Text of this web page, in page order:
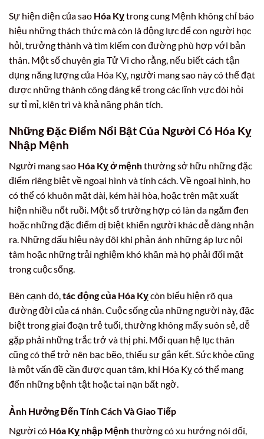
Sự hiện diện của sao Hóa Kỵtrong cung Mệnh không chỉ báo
hiệu những thách thức mà còn là động lực để con người học
hỏi, trưởng thành và tìm kiếm con đường phù hợp với bản
thân. Một số chuyên gia Tử Vi cho rằng, nếu biết cách tận
dụng năng lượng của Hóa Kỵ, người mang sao này có thể đạt
được những thành công đáng kể trong các lĩnh vực đòi hỏi
sự tỉ mỉ, kiên trì và khả năng phân tích.
Những Đặc Điểm Nổi Bật Của Người Có Hóa Kỵ
Nhập Mệnh
Người mang sao Hóa Kỵ ở mệnhthường sở hữu những đặc
điểm riêng biệt về ngoại hình và tính cách. Về ngoại hình, họ
có thể có khuôn mặt dài, kém hài hòa, hoặc trên mặt xuất
hiện nhiều nốt ruồi. Một số trường hợp có làn da ngăm đen
hoặc những đặc điểm dị biệt khiến người khác dễ dàng nhận
ra. Những dấu hiệu này đôi khi phản ánh những áp lực nội
tâm hoặc những trải nghiệm khó khăn mà họ phải đối mặt
trong cuộc sống.
Bên cạnh đó,tác động của Hóa Kỵcòn biểu hiện rõ qua
đường đời của cá nhân. Cuộc sống của những người này, đặc
biệt trong giai đoạn trẻ tuổi, thường không mấy suôn sẻ, dễ
gặp phải những trắc trở và thị phi. Mối quan hệ lục thân
cũng có thể trở nên bạc bẽo, thiếu sự gắn kết. Sức khỏe cũng
là một vấn đề cần được quan tâm, khi Hóa Kỵ có thể mang
đến những bệnh tật hoặc tai nạn bất ngờ.
Ảnh Hưởng Đến Tính Cách Và Giao Tiếp
Người có Hóa Kỵ nhập Mệnhthường có xu hướng nói dối,